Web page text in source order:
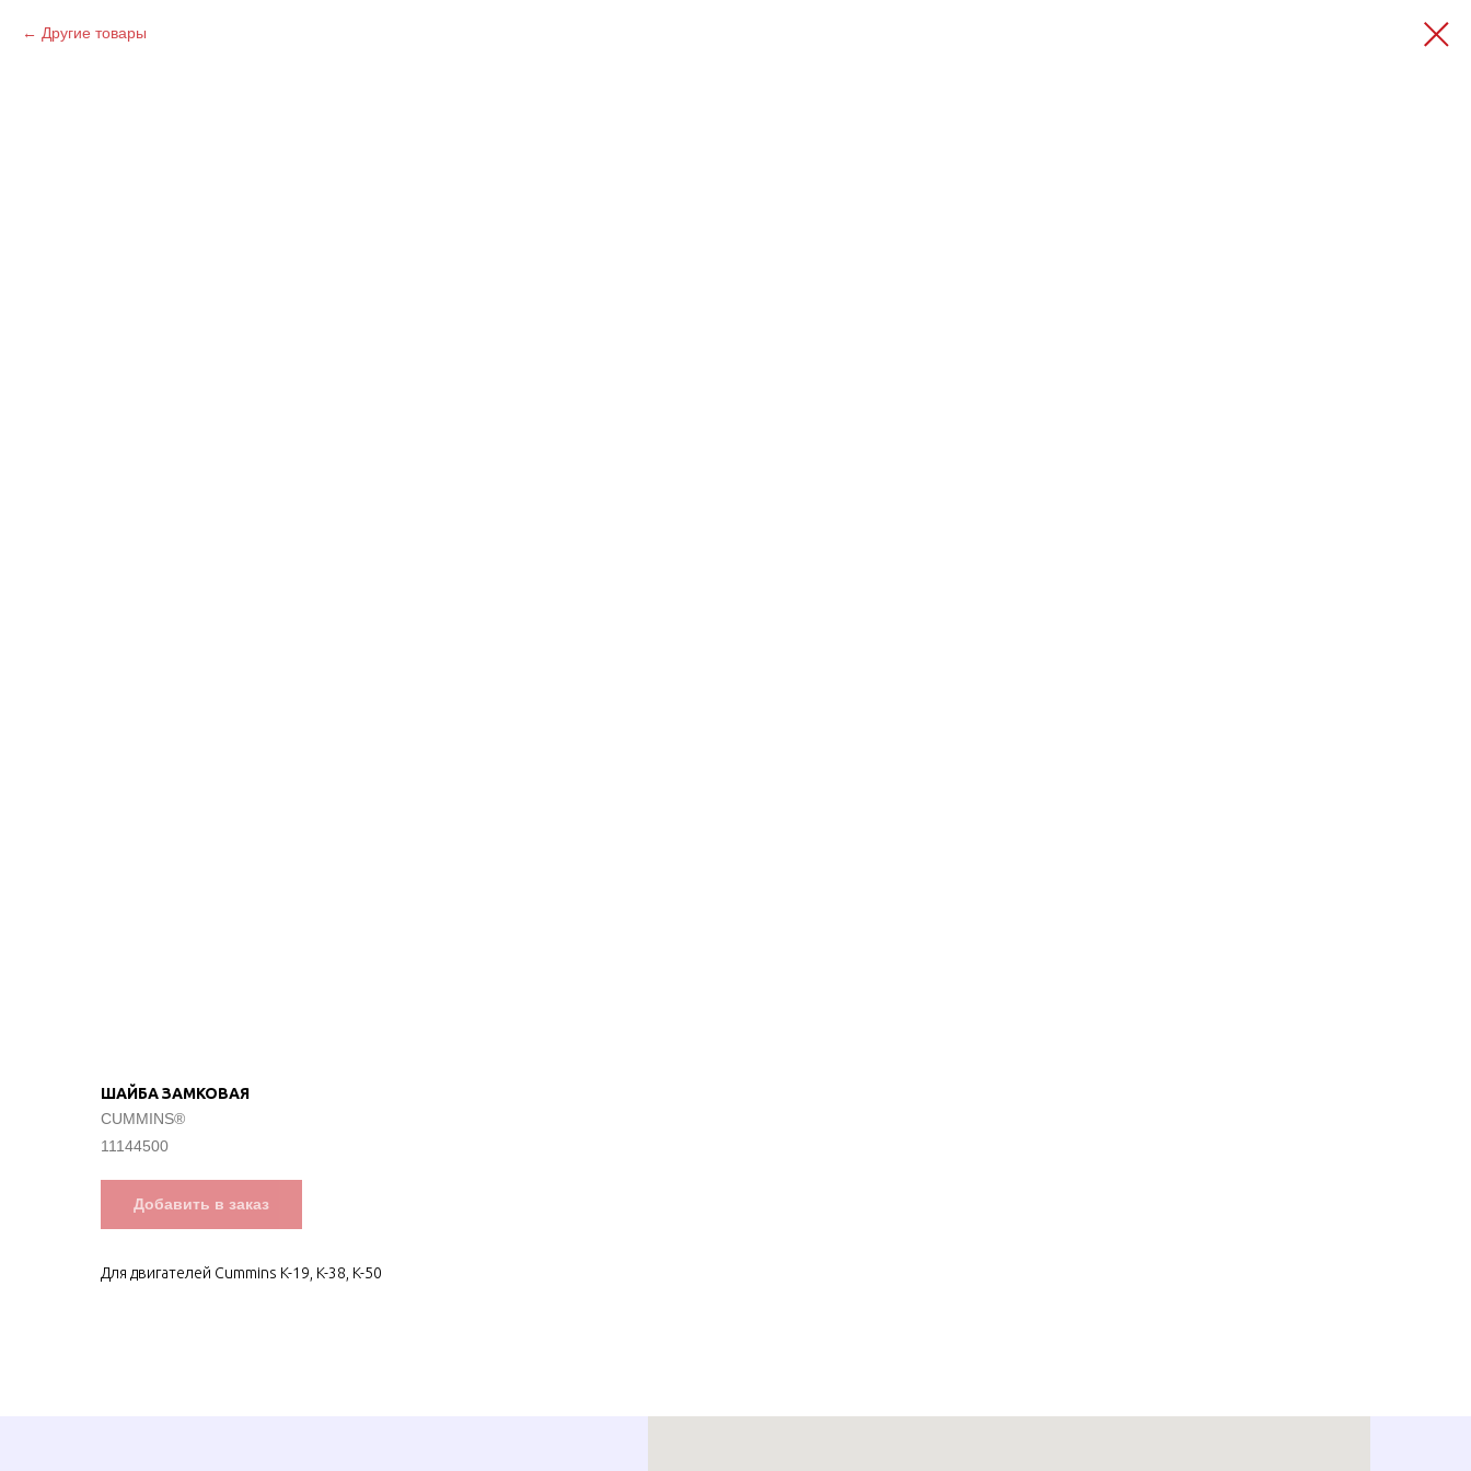
Другие товары
ШАЙБА ЗАМКОВАЯ
CUMMINS®
11144500
Добавить в заказ
Для двигателей Cummins K-19, K-38, K-50